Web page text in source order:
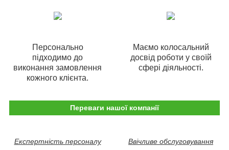
Персонально
підходимо до
виконання замовлення
кожного клієнта.
Маємо колосальний
досвід роботи у своїй
сфері діяльності.
Переваги нашої компанії
Експертність персоналу
Ввічливе обслуговування